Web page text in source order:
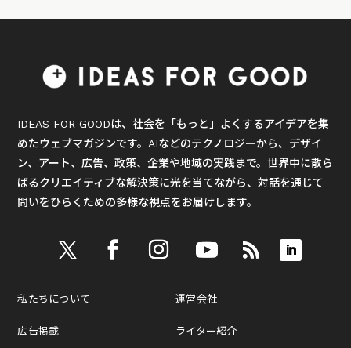
IDEAS FOR GOODは、社会を「もっと」よくするアイデアを集
めたウェブマガジンです。AIなどのテクノロジーから、デザイ
ン、アート、広告、政策、企業や地域の実践まで。世界中に散ら
ばるクリエイティブな解決策に光を当てながら、対話を通じて
問いをひらくための多様な視点をお届けします。
私たちについて
広告掲載
運営会社
ライター紹介